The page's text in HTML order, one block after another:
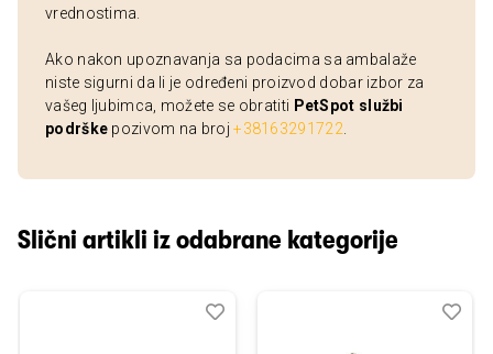
vrednostima.
Ako nakon upoznavanja sa podacima sa ambalaže
niste sigurni da li je određeni proizvod dobar izbor za
vašeg ljubimca, možete se obratiti PetSpot službi
podrške pozivom na broj+38163291722
Slični artikli iz odabrane kategorije
Dodaj
Uporedi